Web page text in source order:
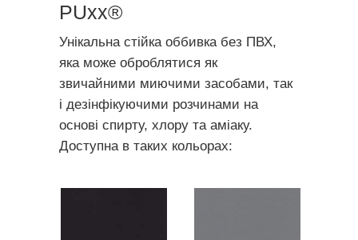
PUxx®
Унікальна стійка оббивка без ПВХ,
яка може оброблятися як
звичайними миючими засобами, так
і дезінфікуючими розчинами на
основі спирту, хлору та аміаку.
Доступна в таких кольорах: